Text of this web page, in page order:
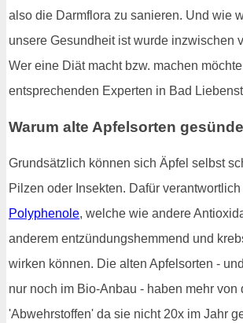
also die Darmflora zu sanieren. Und wie
unsere Gesundheit ist wurde inzwischen
Wer eine Diät macht bzw. machen
entsprechenden Experten in Bad
Warum alte Apfelsorten
Grundsätzlich können sich Äpfel selbst
Pilzen oder Insekten. Dafür
Polyphenole, welche wie andere
anderem entzündungshemmend und
wirken können. Die alten Apfelsorten -
nur noch im Bio-Anbau - haben mehr von
'Abwehrstoffen' da sie nicht 20x im Jahr